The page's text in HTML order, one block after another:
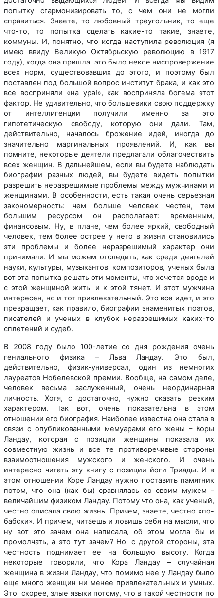
попытку сгармонизировать то, с чем они не могли
справиться. Знаете, то любовный треугольник, то еще
что-то, то попытка сделать какие-то такие, знаете,
коммуны. И, понятно, что когда наступила революция (я
имею ввиду Великую Октябрьскую революцию в 1917
году), когда она пришла, это было некое ниспровержение
всех норм, существовавших до этого, и поэтому был
поставлен под большой вопрос институт брака, и как это
все восприняли «на ура!», как восприняла богема этот
фактор. Не удивительно, что большевики свою поддержку
от интеллигенции получили именно за это
гипотетическую свободу, которую они дали. Там,
действительно, началось брожение идей, иногда до
значительно маргинальных проявлений. И, как вы
помните, некоторые деятели предлагали облагочествить
всех женщин. В дальнейшем, если вы будете наблюдать
биографии разных людей, вы будете видеть попытки
разрешить неразрешимые проблемы между мужчинами и
женщинами. В особенности, есть такая очень серьезная
закономерность: чем больше человек честен, тем
большим ресурсом он располагает: временным,
финансовым. Ну, в плане, чем более яркий, свободный
человек, тем более острее у него в жизни становились
эти проблемы и более неразрешимый характер они
принимали. И мы можем отследить, как среди деятелей
науки, культуры, музыкантов, композиторов, ученых была
вот эта попытка решать эти моменты, что хочется вроде и
с этой женщиной жить, и к этой тянет. И этот мужчина
интересен, но и тот привлекательный. Это все идет, и это
превращает, как правило, биографии знаменитых поэтов,
писателей и ученых в клубок неразрешимых каких-то
сплетений и судеб.
В 2008 году было 100-летие со дня рождения очень
гениального физика – Льва Ландау. Это был,
действительно, физик-универсал, один из немногих
лауреатов Нобелевской премии. Вообще, на самом деле,
человек весьма заслуженный, очень неординарная
личность. Хотя, с достаточно, нужно сказать, резким
характером. Так вот, очень показательна в этом
отношении его биография. Наиболее известна она стала в
связи с опубликованными мемуарами его жены – Коры
Ландау, которая с позиции женщины показала их
совместную жизнь и все те противоречивые стороны
взаимоотношения мужского и женского. И очень
интересно читать эту книгу с позиции йоги Триады. И в
этом отношении Коре Ландау нужно поставить памятник
потом, что она (как бы) сравнялась со своим мужем –
величайшим физиком Ландау. Потому что она, как ученый,
честно описала свою жизнь. Причем, знаете, честно «по-
бабски». И причем, читаешь и ловишь себя на мысли, что
ну вот это зачем она написала, об этом могла бы и
промолчать, а это тут зачем? Но, с другой стороны, эта
честность поднимает ее на большую высоту. Когда
некоторые говорили, что Кора Ландау – случайная
женщина в жизни Ландау, что помимо нее у Ландау было
еще много женщин ни менее привлекательных и умных.
Это, скорее, злые языки потому, что в такой честности по